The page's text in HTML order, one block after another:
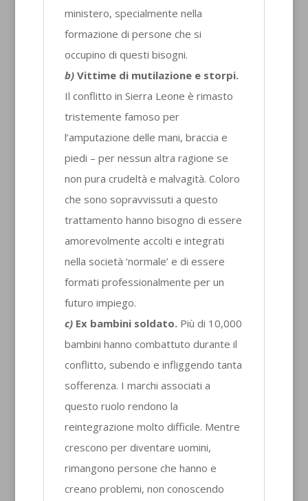
ministero, specialmente nella
formazione di persone che si
occupino di questi bisogni.
b) Vittime di mutilazione e storpi.
Il conflitto in Sierra Leone è rimasto
tristemente famoso per
l’amputazione delle mani, braccia e
piedi – per nessun altra ragione se
non pura crudeltà e malvagità. Coloro
che sono sopravvissuti a questo
trattamento hanno bisogno di essere
amorevolmente accolti e integrati
nella società ‘normale’ e di essere
formati professionalmente per un
futuro impiego.
c)Ex bambini soldato.Più di 10,000
bambini hanno combattuto durante il
conflitto, subendo e infliggendo tanta
sofferenza. I marchi associati a
questo ruolo rendono la
reintegrazione molto difficile. Mentre
crescono per diventare uomini,
rimangono persone che hanno e
creano problemi, non conoscendo